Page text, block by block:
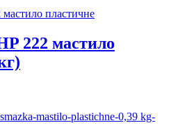
222 мастило